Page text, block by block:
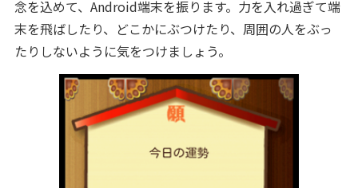
念を込めて、Android端末を振ります。力を入れ過ぎて端
末を飛ばしたり、どこかにぶつけたり、周囲の人をぶっ
たりしないように気をつけましょう。